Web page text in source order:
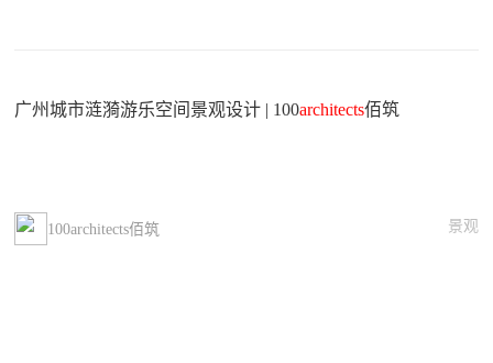
广州城市涟漪游乐空间景观设计 | 100architects佰筑
100architects佰筑 景观